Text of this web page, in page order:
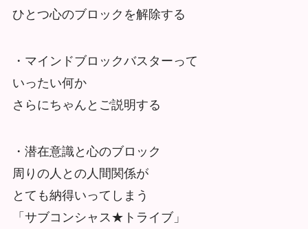
ひとつ心のブロックを解除する
・マインドブロックバスターって
いったい何か
さらにちゃんとご説明する
・潜在意識と心のブロック
周りの人との人間関係が
とても納得いってしまう
「サブコンシャス★トライブ」